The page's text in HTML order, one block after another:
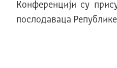
Конференцији су
послодаваца